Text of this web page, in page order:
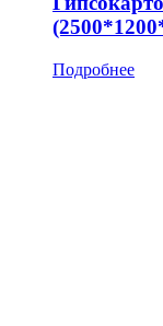
Подробнее